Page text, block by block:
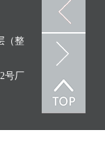
（整
号厂